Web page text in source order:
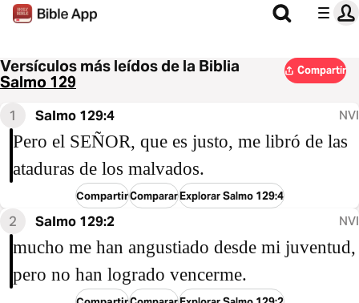
Versículos más leídos de la Biblia
Salmo 129
Compartir
1 Salmo 129:4 NVI
Pero el SEÑOR, que es justo, me libró de las
ataduras de los malvados.
CompartirCompararExplorar Salmo 129:4
2 Salmo 129:2 NVI
mucho me han angustiado desde mi juventud,
pero no han logrado vencerme.